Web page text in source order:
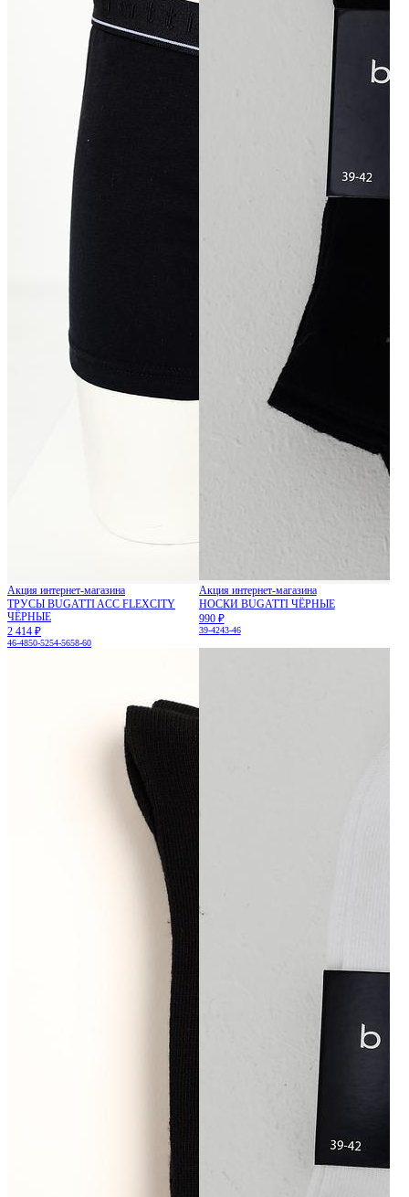
Акция интернет-магазина
ТРУСЫ BUGATTI ACC FLEXCITY
ЧЁРНЫЕ
2 414 ₽
46-4850-5254-5658-60
Акция интернет-магазина
НОСКИ BUGATTI ЧЁРНЫЕ
990 ₽
39-4243-46